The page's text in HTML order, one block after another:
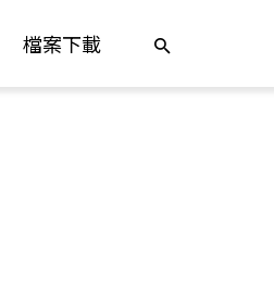
檔案下載